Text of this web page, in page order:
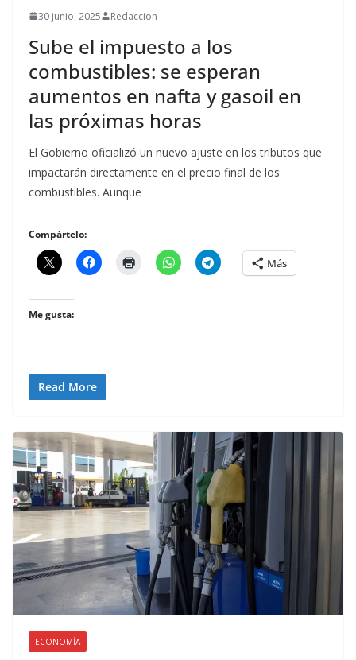
30 junio, 2025 Redaccion
Sube el impuesto a los
combustibles: se esperan
aumentos en nafta y gasoil en
las próximas horas
El Gobierno oficializó un nuevo ajuste en los tributos que
impactarán directamente en el precio final de los
combustibles. Aunque
Compártelo:
Más
Me gusta:
Read More
ECONOMÍA